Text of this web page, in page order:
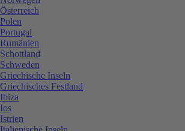
Österreich
Polen
Portugal
Rumänien
Schottland
Schweden
Griechische Inseln
Griechisches Festland
Ibiza
Ios
Istrien